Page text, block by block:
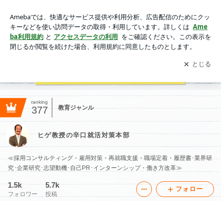
アプリをダウンロードして ブログの更新通知
を受け取りまし
ょう。
開く
ranking
377 教育ジャンル
ヒゲ教授の辛口就活対策本部
≪採用コンサルティング・雇用対策・再就職支援・職場定着・履歴書･業界研
究･企業研究･志望動機･自己PR･インターンシップ・働き方改革≫
1.5k
フォロワー
5.7k
投稿
フォロー